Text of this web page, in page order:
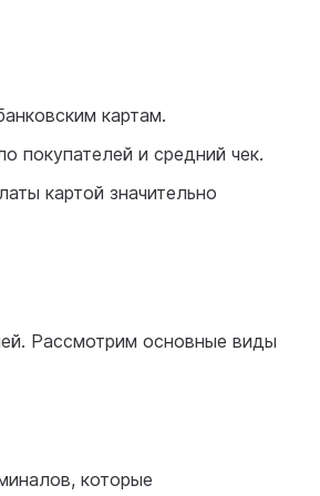
картам.
покупателей и средний чек.
картой значительно
Рассмотрим основные виды
которые